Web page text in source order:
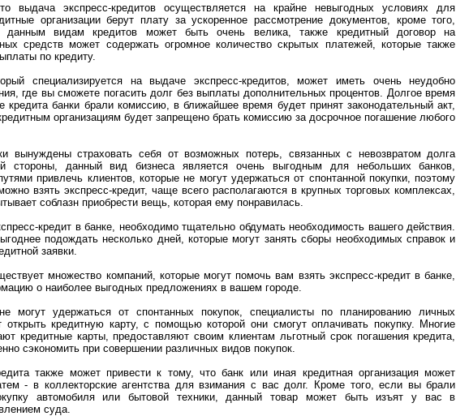
выдача экспресс-кредитов осуществляется на крайне невыгодных условиях для
организации берут плату за ускоренное рассмотрение документов, кроме того,
данным видам кредитов может быть очень велика, также кредитный договор на
средств может содержать огромное количество скрытых платежей, которые также
по кредиту.
специализируется на выдаче экспресс-кредитов, может иметь очень неудобно
где вы сможете погасить долг без выплаты дополнительных процентов. Долгое время
кредита банки брали комиссию, в ближайшее время будет принят законодательный акт,
организациям будет запрещено брать комиссию за досрочное погашение любого
вынуждены страховать себя от возможных потерь, связанных с невозвратом долга
данный вид бизнеса является очень выгодным для небольших банков,
привлечь клиентов, которые не могут удержаться от спонтанной покупки, поэтому
взять экспресс-кредит, чаще всего располагаются в крупных торговых комплексах,
соблазн приобрести вещь, которая ему понравилась.
кредит в банке, необходимо тщательно обдумать необходимость вашего действия.
подождать несколько дней, которые могут занять сборы необходимых справок и
заявки.
множество компаний, которые могут помочь вам взять экспресс-кредит в банке,
о наиболее выгодных предложениях в вашем городе.
могут удержаться от спонтанных покупок, специалисты по планированию личных
кредитную карту, с помощью которой они смогут оплачивать покупку. Многие
кредитные карты, предоставляют своим клиентам льготный срок погашения кредита,
сэкономить при совершении различных видов покупок.
также может привести к тому, что банк или иная кредитная организация может
- в коллекторские агентства для взимания с вас долг. Кроме того, если вы брали
автомобиля или бытовой техники, данный товар может быть изъят у вас в
суда.